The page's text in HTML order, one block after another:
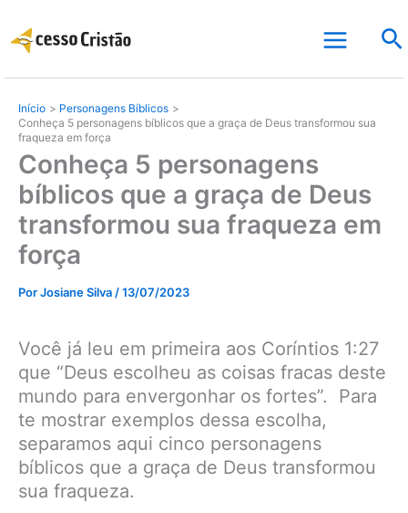
para
conteúdo
Início
Personagens Bíblicos
Conheça 5 personagens bíblicos que a graça de Deus transformou sua
fraqueza em força
Conheça 5 personagens
bíblicos que a graça de Deus
transformou sua fraqueza em
força
PorJosiane Silva /13/07/2023
Você já leu em primeira aos Coríntios 1:27
que “Deus escolheu as coisas fracas deste
mundo para envergonhar os fortes”. Para
te mostrar exemplos dessa escolha,
separamos aqui cinco personagens
bíblicos que a graça de Deus transformou
sua fraqueza.